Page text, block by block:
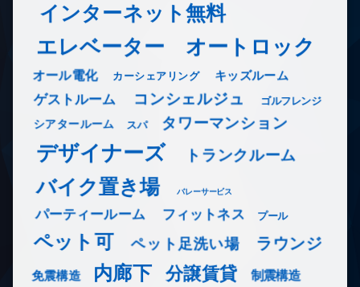
インターネット無料
エレベーター オートロック
オール電化 カーシェアリング キッズルーム
ゲストルーム コンシェルジュ ゴルフレンジ
シアタールーム スパ タワーマンション
デザイナーズ トランクルーム
バイク置き場 バレーサービス
パーティールーム フィットネス プール
ペット可 ペット足洗い場 ラウンジ
免震構造 内廊下 分譲賃貸 制震構造